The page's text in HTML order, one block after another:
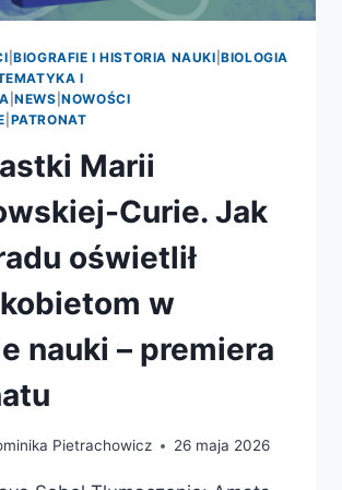
|BIOGRAFIE I HISTORIA NAUKI |BIOLOGIA
I
|NEWS |NOWOŚCI
PATRONAT
Marii
Curie. Jak
oświetlił
w
nauki – premiera
Pietrachowicz 26 maja 2026